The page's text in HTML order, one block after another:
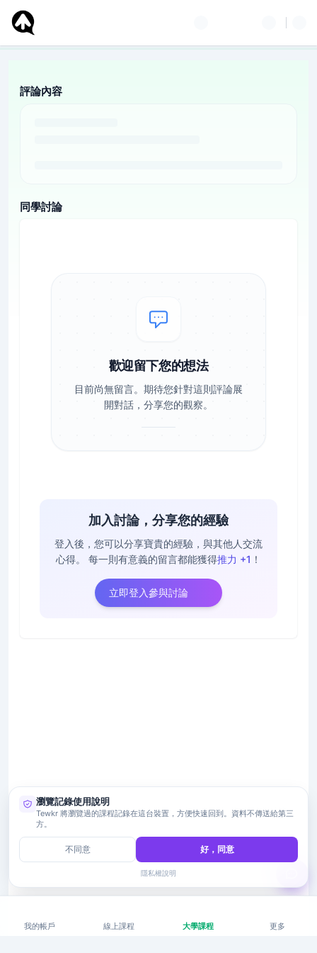
評論內容
同學討論
歡迎留下您的想法
目前尚無留言。期待您針對這則評論展
開對話，分享您的觀察。
加入討論，分享您的經驗
登入後，您可以分享寶貴的經驗，與其他人交流
心得。
每一則有意義的留言都能獲得推力 +1 ！
立即登入參與討論
我的帳戶 線上課程 大學課程 更多
瀏覽記錄使用說明
Tewkr 將瀏覽過的課程記錄在這台裝置，方便快速回到。資料不傳送給第三
方。
不同意 好，同意
隱私權說明